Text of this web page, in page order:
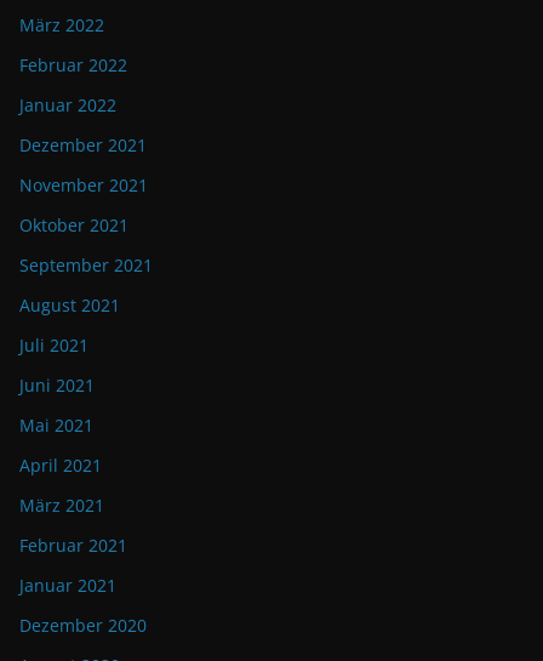
März 2022
Februar 2022
Januar 2022
Dezember 2021
November 2021
Oktober 2021
September 2021
August 2021
Juli 2021
Juni 2021
Mai 2021
April 2021
März 2021
Februar 2021
Januar 2021
Dezember 2020